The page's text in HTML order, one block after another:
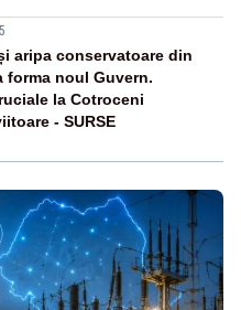
aripa conservatoare din
forma noul Guvern.
la Cotroceni
- SURSE